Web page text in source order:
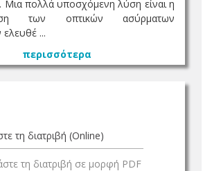
Μια πολλά υποσχόμενη λύση είναι η
των οπτικών ασύρματων
ελευθέ ...
περισσότερα
τη διατριβή (Online)
τη διατριβή σε μορφή PDF